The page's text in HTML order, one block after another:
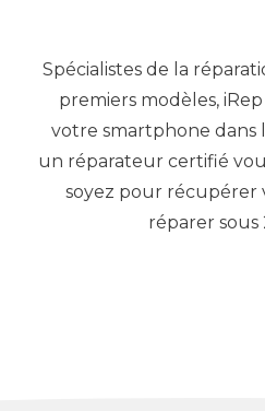
Spécialistes de la
premiers modèles,
votre smartphone dans
un réparateur certifié
soyez pour récupérer
réparer sous